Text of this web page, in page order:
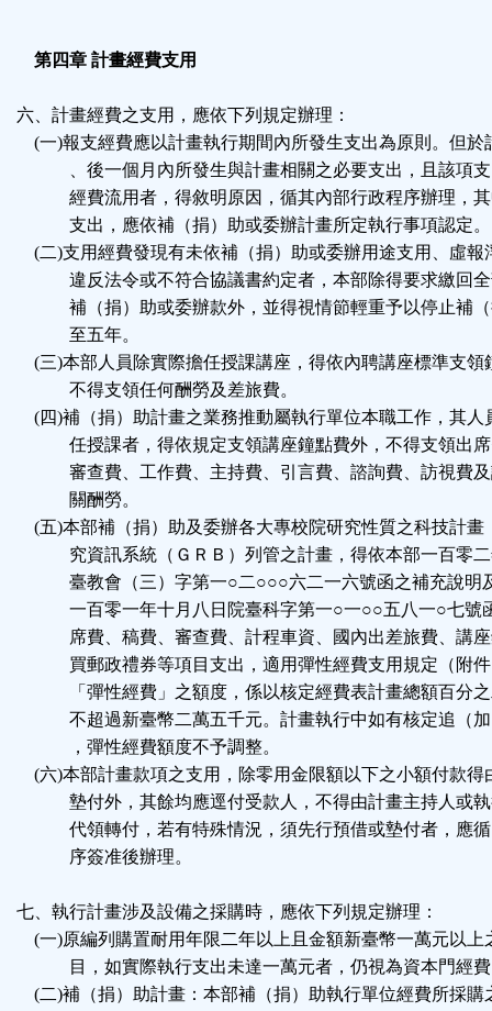
第四章 計畫經費支用
六、計畫經費之支用，應依下列規定辦理：
(一)報支經費應以計畫執行期間內所發生支出為原則。但於
、後一個月內所發生與計畫相關之必要支出，且該項支
經費流用者，得敘明原因，循其內部行政程序辦理，其
支出，應依補（捐）助或委辦計畫所定執行事項認定。
(二)支用經費發現有未依補（捐）助或委辦用途支用、虛報
違反法令或不符合協議書約定者，本部除得要求繳回全
補（捐）助或委辦款外，並得視情節輕重予以停止補（
至五年。
(三)本部人員除實際擔任授課講座，得依內聘講座標準支領
不得支領任何酬勞及差旅費。
(四)補（捐）助計畫之業務推動屬執行單位本職工作，其人
任授課者，得依規定支領講座鐘點費外，不得支領出席
審查費、工作費、主持費、引言費、諮詢費、訪視費及
關酬勞。
(五)本部補（捐）助及委辦各大專校院研究性質之科技計畫
究資訊系統（ＧＲＢ）列管之計畫，得依本部一百零二
臺教會（三）字第一○二○○○六二一六號函之補充說明
一百零一年十月八日院臺科字第一○一○○五八一○七號
席費、稿費、審查費、計程車資、國內出差旅費、講座
買郵政禮券等項目支出，適用彈性經費支用規定（附件
「彈性經費」之額度，係以核定經費表計畫總額百分之
不超過新臺幣二萬五千元。計畫執行中如有核定追（加
，彈性經費額度不予調整。
(六)本部計畫款項之支用，除零用金限額以下之小額付款得
墊付外，其餘均應逕付受款人，不得由計畫主持人或執
代領轉付，若有特殊情況，須先行預借或墊付者，應循
序簽准後辦理。
七、執行計畫涉及設備之採購時，應依下列規定辦理：
(一)原編列購置耐用年限二年以上且金額新臺幣一萬元以上
目，如實際執行支出未達一萬元者，仍視為資本門經
(二)補（捐）助計畫：本部補（捐）助執行單位經費所採購